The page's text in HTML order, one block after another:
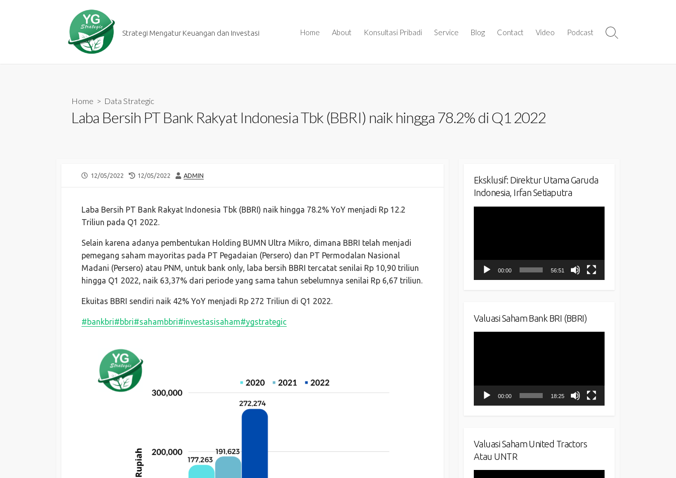
Strategi Mengatur Keuangan dan Investasi Home About Konsultasi Pribadi Service Blog Contact Video Podcast
Search
Home > Data Strategic
Laba Bersih PT Bank Rakyat Indonesia Tbk (BBRI) naik hingga 78.2% di Q1 2022
PUBLISHED
12/05/2022
LAST
12/05/2022 AUTHOR
ADMIN
Laba Bersih PT Bank Rakyat Indonesia Tbk (BBRI) naik hingga 78.2% YoY menjadi Rp 12.2
Triliun pada Q1 2022.
Selain karena adanya pembentukan Holding BUMN Ultra Mikro, dimana BBRI telah menjadi
pemegang saham mayoritas pada PT Pegadaian (Persero) dan PT Permodalan Nasional
Madani (Persero) atau PNM, untuk bank only, laba bersih BBRI tercatat senilai Rp 10,90 triliun
hingga Q1 2022, naik 63,37% dari periode yang sama tahun sebelumnya senilai Rp 6,67 triliun.
Ekuitas BBRI sendiri naik 42% YoY menjadi Rp 272 Triliun di Q1 2022.
#bankbri#bbri#sahambbri#investasisaham#ygstrategic
Eksklusif: Direktur Utama Garuda
Indonesia, Irfan Setiaputra
00:00 56:51
Valuasi Saham Bank BRI (BBRI)
00:00 18:25
Valuasi Saham United Tractors
Atau UNTR